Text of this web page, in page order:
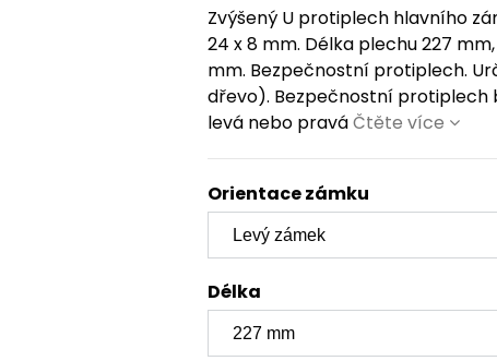
Zvýšený U protiplech hlavního
24 x 8 mm. Délka plechu 227
mm. Bezpečnostní protiplech.
dřevo). Bezpečnostní protiplech
levá nebo praváČtěte více
Orientace zámku
Délka